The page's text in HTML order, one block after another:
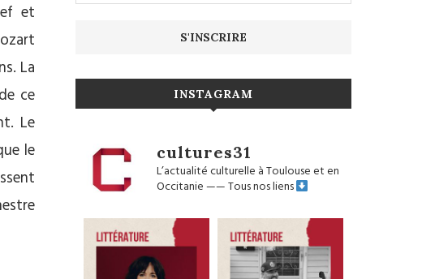
et
La
ce
Le
le
INSTAGRAM
cultures31
L’actualité culturelle à Toulouse et en
Occitanie——Tous nos liens